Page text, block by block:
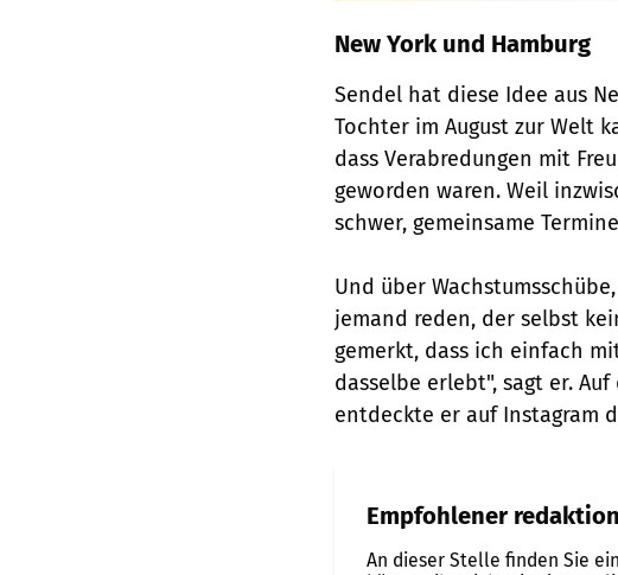
New York und Hamburg
Sendel hat diese Idee aus
Tochter im August zur Welt
dass Verabredungen mit
geworden waren. Weil
schwer, gemeinsame
Und über
jemand reden, der selbst
gemerkt, dass ich einfach
dasselbe erlebt", sagt er.
entdeckte er auf Instagram
Empfohlener
An dieser Stelle finden Sie